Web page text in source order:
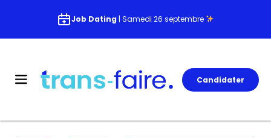
Job Dating | Samedi 26 septembre
Candidater